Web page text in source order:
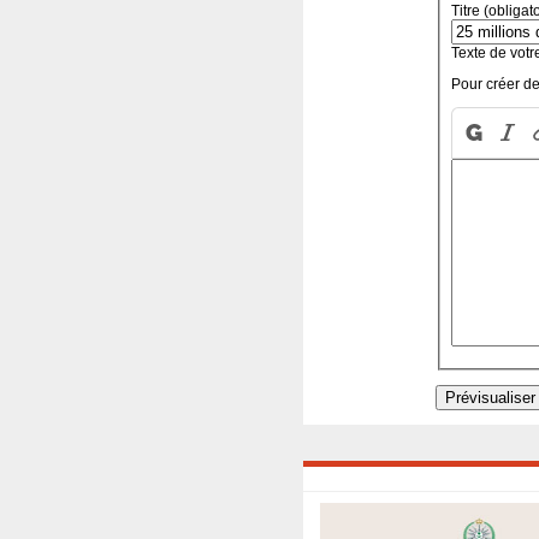
Titre
Texte de
Pour créer